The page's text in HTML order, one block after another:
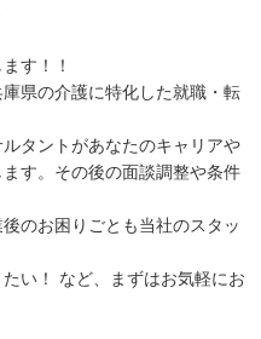
す！！
県の介護に特化した就職・転
タントがあなたのキャリアや
す。その後の面談調整や条件
のお困りごとも当社のスタッ
い！ など、まずはお気軽にお